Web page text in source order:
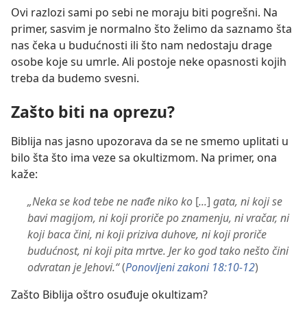
Ovi razlozi sami po sebi ne moraju biti pogrešni. Na
primer, sasvim je normalno što želimo da saznamo šta
nas čeka u budućnosti ili što nam nedostaju drage
osobe koje su umrle. Ali postoje neke opasnosti kojih
treba da budemo svesni.
Zašto biti na oprezu?
Biblija nas jasno upozorava da se ne smemo uplitati u
bilo šta što ima veze sa okultizmom. Na primer, ona
kaže:
„Neka se kod tebe ne nađe niko ko [...] gata, ni koji se
bavi magijom, ni koji proriče po znamenju, ni vračar, ni
koji baca čini, ni koji priziva duhove, ni koji proriče
budućnost, ni koji pita mrtve. Jer ko god tako nešto čini
odvratan je Jehovi.“(Ponovljeni zakoni 18:10-12)
Zašto Biblija oštro osuđuje okultizam?